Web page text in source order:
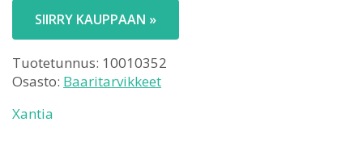
SIIRRY KAUPPAAN »
Tuotetunnus: 10010352
Osasto: Baaritarvikkeet
Xantia